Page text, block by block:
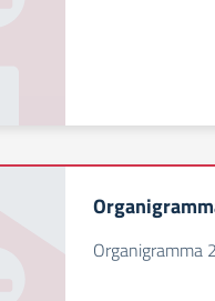
Organigramma